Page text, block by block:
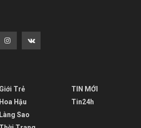
Giới Trẻ
Hoa Hậu
Làng Sao
TIN MỚI
Tin24h